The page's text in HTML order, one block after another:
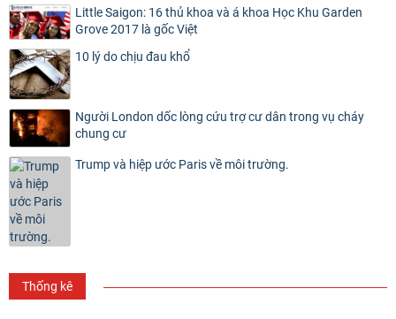
Little Saigon: 16 thủ khoa và á khoa Học Khu Garden
Grove 2017 là gốc Việt
10 lý do chịu đau khổ
Người London dốc lòng cứu trợ cư dân trong vụ cháy
chung cư
Trump và hiệp ước Paris về môi trường.
Thống kê